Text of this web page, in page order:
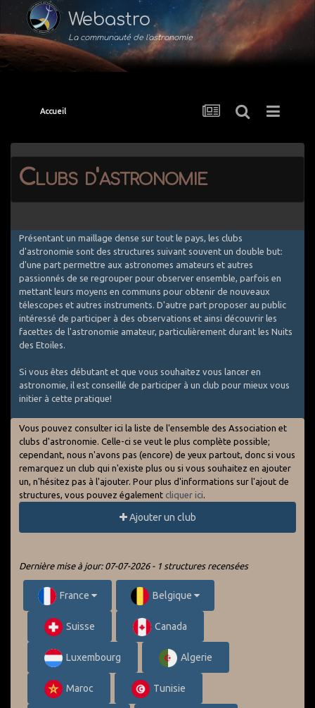
Webastro
La communauté de l'astronomie
Accueil
Clubs d'astronomie
Présentant un maillage dense sur tout le pays, les clubs
d'astronomie sont des structures suivant souvent un double but:
d'une part permettre aux astronomes amateurs et autres
passionnés de se regrouper pour observer ensemble, parfois en
mettant leurs moyens en communs pour obtenir de nouveaux
télescopes et autres instruments. D'autre part proposer au public
intéressé de participer à des observations et ainsi découvrir les
facettes de l'astronomie amateur, particulièrement durant les Nuits
des Etoiles.
Si vous êtes débutant et que vous souhaitez vous lancer en
astronomie, il est conseillé de participer à un club pour mieux vous
initier à cette pratique!
Vous pouvez consulter ici la liste de l'ensemble des Association et
clubs d'astronomie. Celle-ci se veut le plus complète possible;
cependant, nous n'avons pas (encore) de yeux partout, donc si vous
remarquez un club qui n'existe plus ou si vous souhaitez en ajouter
un, n'hésitez pas à l'ajouter. Pour plus d'informations sur l'ajout de
structures, vous pouvez également cliquer ici.
Ajouter un club
Dernière mise à jour: 07-07-2026 - 1 structures recensées
France Belgique
Suisse Canada
Luxembourg Algerie
Maroc Tunisie